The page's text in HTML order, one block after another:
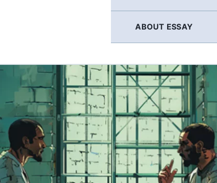
ABOUT ESSAY